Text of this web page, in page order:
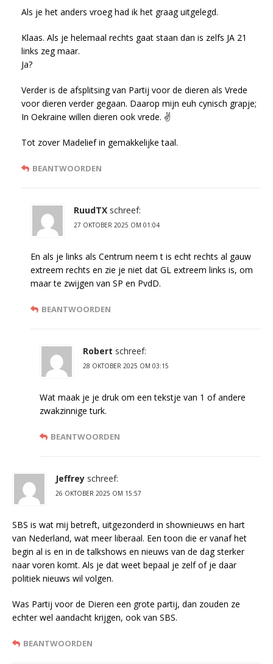
Als je het anders vroeg had ik het graag uitgelegd.
Klaas. Als je helemaal rechts gaat staan dan is zelfs JA 21
links zeg maar.
Ja?
Verder is de afsplitsing van Partij voor de dieren als Vrede
voor dieren verder gegaan. Daarop mijn euh cynisch grapje;
In Oekraine willen dieren ook vrede. ✌️
Tot zover Madelief in gemakkelijke taal.
BEANTWOORDEN
RuudTX schreef:
27 OKTOBER 2025 OM 01:04
En als je links als Centrum neem t is echt rechts al gauw
extreem rechts en zie je niet dat GL extreem links is, om
maar te zwijgen van SP en PvdD.
BEANTWOORDEN
Robert schreef:
28 OKTOBER 2025 OM 03:15
Wat maak je je druk om een tekstje van 1 of andere
zwakzinnige turk.
BEANTWOORDEN
Jeffrey schreef:
26 OKTOBER 2025 OM 15:57
SBS is wat mij betreft, uitgezonderd in shownieuws en hart
van Nederland, wat meer liberaal. Een toon die er vanaf het
begin al is en in de talkshows en nieuws van de dag sterker
naar voren komt. Als je dat weet bepaal je zelf of je daar
politiek nieuws wil volgen.
Was Partij voor de Dieren een grote partij, dan zouden ze
echter wel aandacht krijgen, ook van SBS.
BEANTWOORDEN